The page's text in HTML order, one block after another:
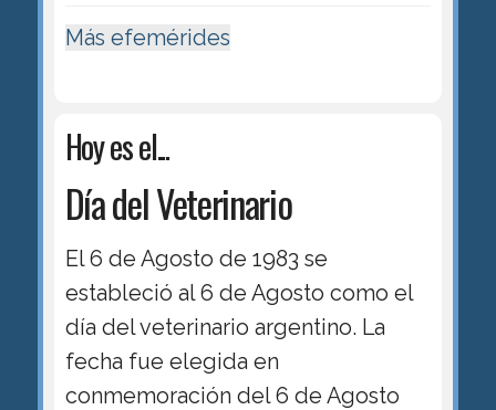
Más efemérides
Hoy es el...
Día del Veterinario
El 6 de Agosto de 1983 se
estableció al 6 de Agosto como el
día del veterinario argentino. La
fecha fue elegida en
conmemoración del 6 de Agosto